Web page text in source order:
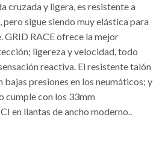
cruzada y ligera, es resistente a
pero sigue siendo muy elástica para
GRID RACE ofrece la mejor
ligereza y velocidad, todo
reactiva. El resistente talón
bajas presiones en los neumáticos; y
cumple con los 33mm
en llantas de ancho moderno..